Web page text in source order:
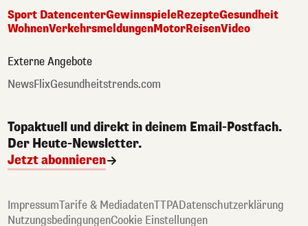
Sport DatencenterGewinnspieleRezepteGesundheit
WohnenVerkehrsmeldungenMotorReisenVideo
Externe Angebote
NewsFlixGesundheitstrends.com
Topaktuell und direkt in deinem Email-Postfach.
Der Heute-Newsletter.
Jetzt abonnieren
ImpressumTarife & MediadatenTTPADatenschutzerklärung
NutzungsbedingungenCookie Einstellungen